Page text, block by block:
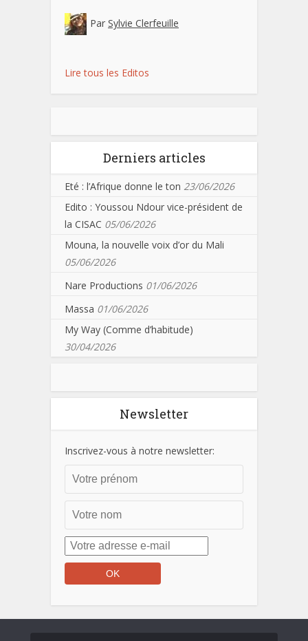
Par Sylvie Clerfeuille
Lire tous les Editos
Derniers articles
Eté : l’Afrique donne le ton 23/06/2026
Edito : Youssou Ndour vice-président de
la CISAC 05/06/2026
Mouna, la nouvelle voix d’or du Mali
05/06/2026
Nare Productions 01/06/2026
Massa 01/06/2026
My Way (Comme d’habitude)
30/04/2026
Newsletter
Inscrivez-vous à notre newsletter: